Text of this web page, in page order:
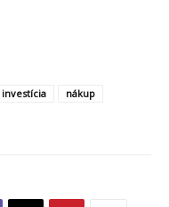
investícia
nákup